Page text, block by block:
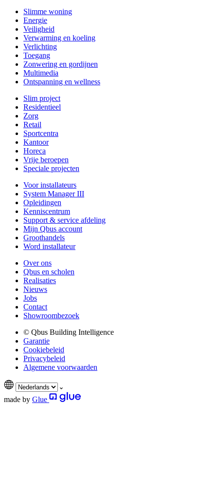
Slimme woning
Energie
Veiligheid
Verwarming en koeling
Verlichting
Toegang
Zonwering en gordijnen
Multimedia
Ontspanning en wellness
Slim project
Residentieel
Zorg
Retail
Sportcentra
Kantoor
Horeca
Vrije beroepen
Speciale projecten
Voor installateurs
System Manager III
Opleidingen
Kenniscentrum
Support & service afdeling
Mijn Qbus account
Groothandels
Word installateur
Over ons
Qbus en scholen
Realisaties
Nieuws
Jobs
Contact
Showroombezoek
© Qbus Building Intelligence
Garantie
Cookiebeleid
Privacybeleid
Algemene voorwaarden
made by Glue